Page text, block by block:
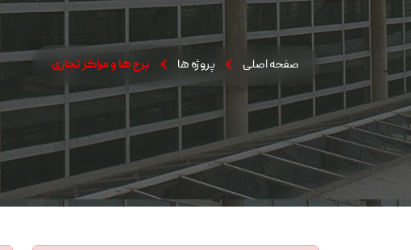
صفحه اصلی پروژه ها برج ها و مراکز تجاری